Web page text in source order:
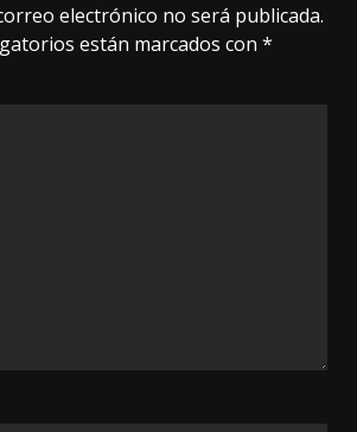
electrónico no será publicada.
están marcados con *